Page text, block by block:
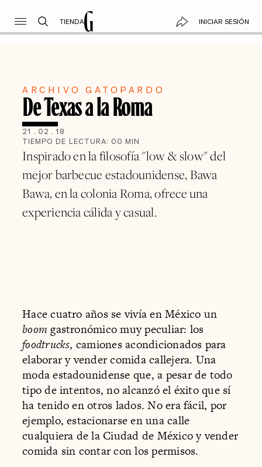
TIENDA INICIAR SESIÓN
ARCHIVO GATOPARDO
De Texas a la Roma
21 . 02 . 18
TIEMPO DE LECTURA: 00 MIN
Inspirado en la filosofía "low & slow" del
mejor barbecue estadounidense, Bawa
Bawa, en la colonia Roma, ofrece una
experiencia cálida y casual.
Hace cuatro años se vivía en México un
boomgastronómico muy peculiar: los
foodtrucks, camiones acondicionados para
elaborar y vender comida callejera. Una
moda estadounidense que, a pesar de todo
tipo de intentos, no alcanzó el éxito que sí
ha tenido en otros lados. No era fácil, por
ejemplo, estacionarse en una calle
cualquiera de la Ciudad de México y vender
comida sin contar con los permisos.